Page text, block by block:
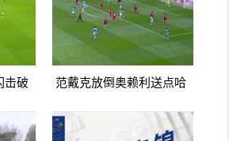
击破
范戴克放倒奥赖利送点哈
浦